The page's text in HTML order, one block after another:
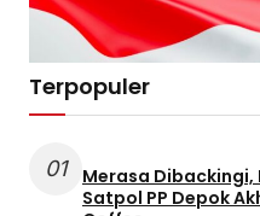
Terpopuler
01
Merasa
Satpol PP Depok